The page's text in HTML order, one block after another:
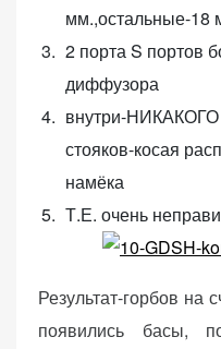
мм.,остальные-18
2 порта S портов
диффузора
внутри-
стояков-косая
намёка
Т.Е. очень
Результат-горбов на
появились басы,